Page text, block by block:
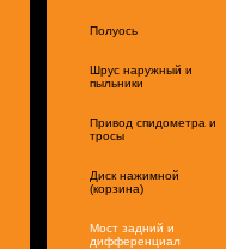
Полуось
Шрус наружный и
пыльники
Привод спидометра и
тросы
Диск нажимной
(корзина)
Мост задний и
дифференциал